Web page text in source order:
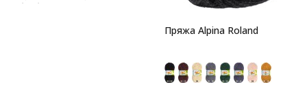
обработкой superwash.
Пряжа Alpina Roland